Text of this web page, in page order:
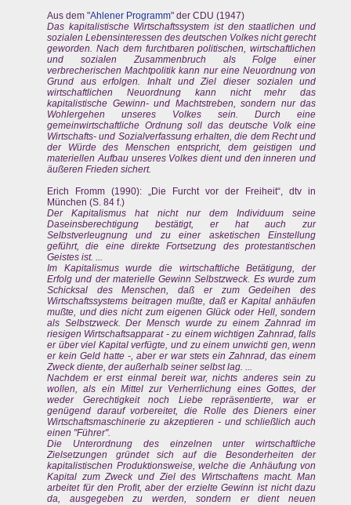
Aus dem "Ahlener Programm" der CDU (1947)
Das kapitalistische Wirtschaftssystem ist den staatlichen und
sozialen Lebensinteressen des deutschen Volkes nicht gerecht
geworden. Nach dem furchtbaren politischen, wirtschaftlichen
und sozialen Zusammenbruch als Folge einer
verbrecherischen Machtpolitik kann nur eine Neuordnung von
Grund aus erfolgen. Inhalt und Ziel dieser sozialen und
wirtschaftlichen Neuordnung kann nicht mehr das
kapitalistische Gewinn- und Machtstreben, sondern nur das
Wohlergehen unseres Volkes sein. Durch eine
gemeinwirtschaftliche Ordnung soll das deutsche Volk eine
Wirtschafts- und Sozialverfassung erhalten, die dem Recht und
der Würde des Menschen entspricht, dem geistigen und
materiellen Aufbau unseres Volkes dient und den inneren und
äußeren Frieden sichert.
Erich Fromm (1990): „Die Furcht vor der Freiheit“, dtv in
München (S. 84 f.)
Der Kapitalismus hat nicht nur dem Individuum seine
Daseinsberechtigung bestätigt, er hat auch zur
Selbstverleugnung und zu einer asketischen Einstellung
geführt, die eine direkte Fortsetzung des protestantischen
Geistes ist. ...
Im Kapitalismus wurde die wirtschaftliche Betätigung, der
Erfolg und der materielle Gewinn Selbstzweck. Es wurde zum
Schicksal des Menschen, daß er zum Gedeihen des
Wirtschaftssystems beitragen mußte, daß er Kapital anhäufen
mußte, und dies nicht zum eigenen Glück oder Hell, sondern
als Selbstzweck. Der Mensch wurde zu einem Zahnrad im
riesigen Wirtschaftsapparat - zu einem wichtigen Zahnrad, falls
er über viel Kapital verfügte, und zu einem unwichti gen, wenn
er kein Geld hatte -, aber er war stets ein Zahnrad, das einem
Zweck diente, der außerhalb seiner selbst lag. ...
Nachdem er erst einmal bereit war, nichts anderes sein zu
wollen, als ein Mittel zur Verherrlichung eines Gottes, der
weder Gerechtigkeit noch Liebe repräsentierte, war er
genügend darauf vorbereitet, die Rolle des Dieners einer
Wirtschaftsmaschinerie zu akzeptieren - und schließlich auch
einen "Führer".
Die Unterordnung des einzelnen unter wirtschaftliche
Zielsetzungen gründet sich auf die Besonderheiten der
kapitalistischen Produktionsweise, welche die Anhäufung von
Kapital zum Zweck und Ziel des Wirtschaftens macht. Man
arbeitet für den Profit, aber der erzielte Gewinn ist nicht dazu
da, ausgegeben zu werden, sondern er dient neuen